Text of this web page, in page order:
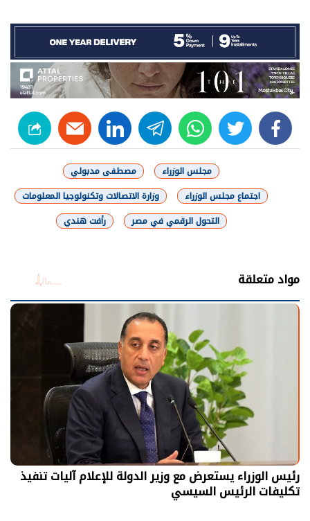
facebook
twitter
whats
telegram
linkedin
مجلس الوزراء
مصطفى مدبولي
اجتماع مجلس الوزراء
وزارة الاتصالات وتكنولوجيا المعلومات
التحول الرقمي في مصر
رأفت هندي
مواد متعلقة
رئيس الوزراء يستعرض مع وزير الدولة للإعلام آليات تنفيذ
تكليفات الرئيس السيسي